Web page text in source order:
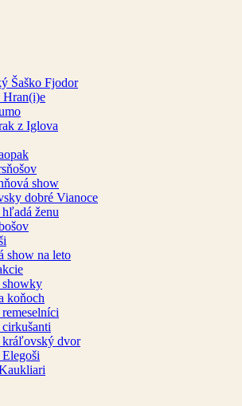
Šaško Fjodor
Hran(i)e
z Iglova
show
dobré Vianoce
ženu
show na leto
showky
koňoch
kráľovský dvor